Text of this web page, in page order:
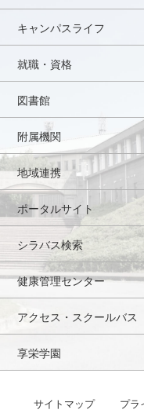
キャンパスライフ
就職・資格
図書館
附属機関
地域連携
ポータルサイト
シラバス検索
健康管理センター
アクセス・スクールバス
享栄学園
サイトマップ プラ